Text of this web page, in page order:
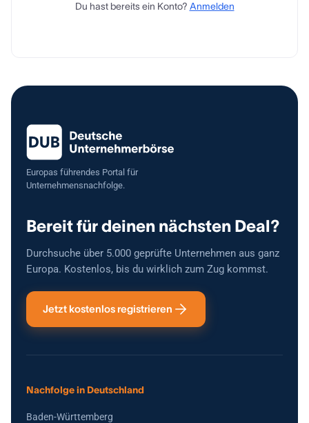
Du hast bereits ein Konto? Anmelden
Europas führendes Portal für
Unternehmensnachfolge.
Bereit für deinen nächsten Deal?
Durchsuche über 5.000 geprüfte Unternehmen aus ganz
Europa. Kostenlos, bis du wirklich zum Zug kommst.
Jetzt kostenlos registrieren
Nachfolge in Deutschland
Baden-Württemberg